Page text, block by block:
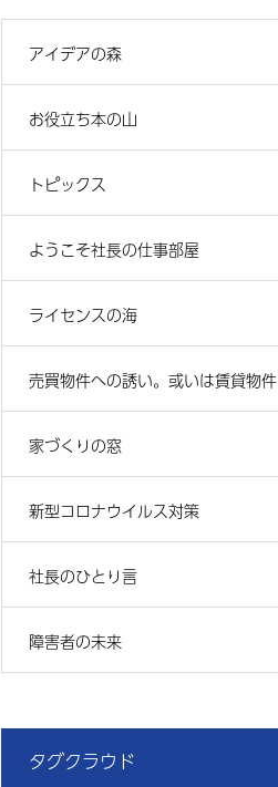
アイデアの森
お役立ち本の山
トピックス
ようこそ社長の仕事部屋
ライセンスの海
売買物件への誘い。或いは賃貸物件
家づくりの窓
新型コロナウイルス対策
社長のひとり言
障害者の未来
タグクラウド